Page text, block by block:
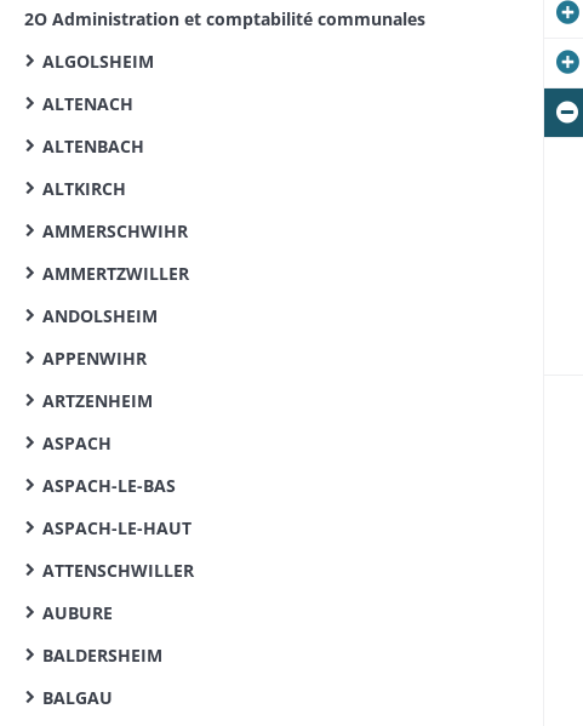
2O Administration et comptabilité communales
ALGOLSHEIM
ALTENACH
ALTENBACH
ALTKIRCH
AMMERSCHWIHR
AMMERTZWILLER
ANDOLSHEIM
APPENWIHR
ARTZENHEIM
ASPACH
ASPACH-LE-BAS
ASPACH-LE-HAUT
ATTENSCHWILLER
AUBURE
BALDERSHEIM
BALGAU